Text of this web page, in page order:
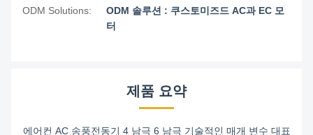
ODM Solutions:
ODM 솔루션 : 쿠스토미즈드 AC과 EC 모
터
제품 요약
에어컨 AC 송풍전동기 4 남극 6 남극 기술적인 매개 변수 대표